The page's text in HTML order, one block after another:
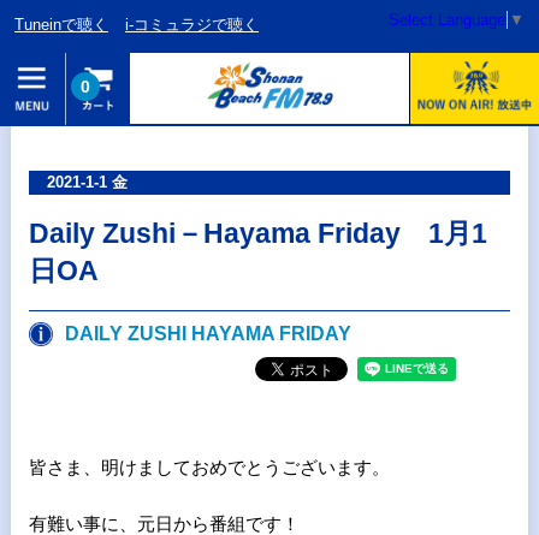
Tuneinで聴く i-コミュラジで聴く Select Language ▼
0
2021-1-1 金
Daily Zushi－Hayama Friday 1月1
日OA
DAILY ZUSHI HAYAMA FRIDAY
皆さま、明けましておめでとうございます。
有難い事に、元日から番組です！